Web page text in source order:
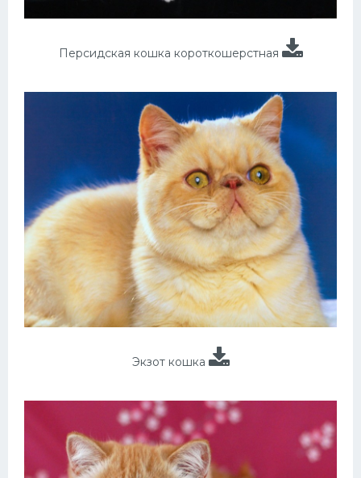
Персидская кошка короткошерстная
Экзот кошка